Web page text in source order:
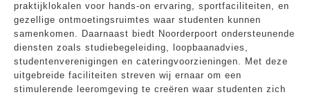
praktijklokalen voor hands-on ervaring, sportfaciliteiten, en
gezellige ontmoetingsruimtes waar studenten kunnen
samenkomen. Daarnaast biedt Noorderpoort ondersteunende
diensten zoals studiebegeleiding, loopbaanadvies,
studentenverenigingen en cateringvoorzieningen. Met deze
uitgebreide faciliteiten streven wij ernaar om een
stimulerende leeromgeving te creëren waar studenten zich